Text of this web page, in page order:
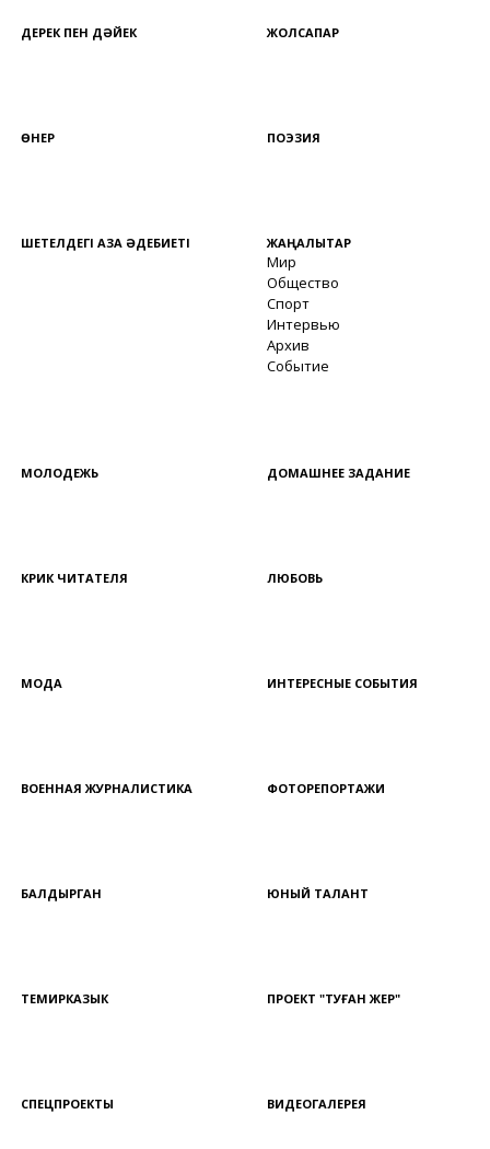
ДЕРЕК ПЕН ДӘЙЕК ЖОЛСАПАР
ӨНЕР ПОЭЗИЯ
ШЕТЕЛДЕГІ ҚАЗАҚ ӘДЕБИЕТІ ЖАҢАЛЫҚТАР
Мир
Общество
Спорт
Интервью
Архив
Событие
МОЛОДЕЖЬ ДОМАШНЕЕ ЗАДАНИЕ
КРИК ЧИТАТЕЛЯ ЛЮБОВЬ
МОДА ИНТЕРЕСНЫЕ СОБЫТИЯ
ВОЕННАЯ ЖУРНАЛИСТИКА ФОТОРЕПОРТАЖИ
БАЛДЫРГАН ЮНЫЙ ТАЛАНТ
ТЕМИРКАЗЫК ПРОЕКТ "ТУҒАН ЖЕР"
СПЕЦПРОЕКТЫ ВИДЕОГАЛЕРЕЯ